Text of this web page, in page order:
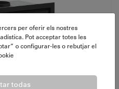
per oferir els nostres
Pot acceptar totes les
o configurar-les o rebutjar el
todas